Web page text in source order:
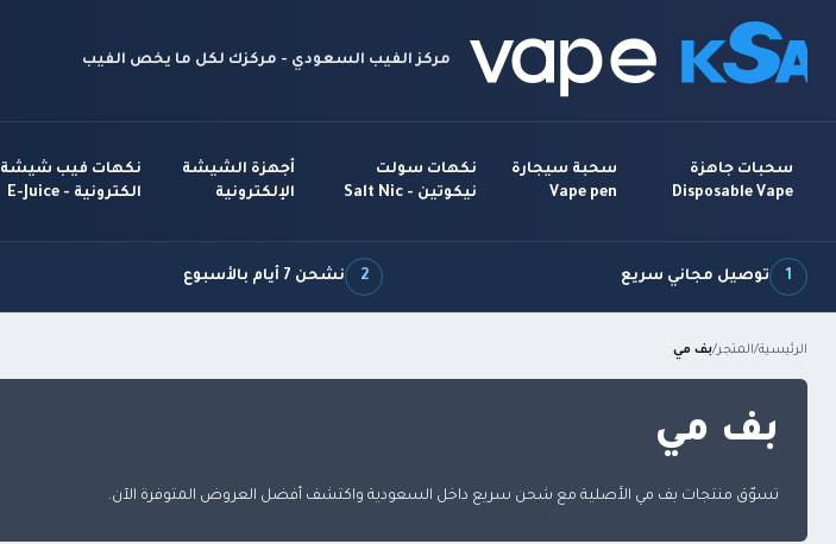
مركز الفيب السعودي - مركزك لكل ما يخص الفيب
سحبات جاهزة
Disposable Vape
سحبة سيجارة
Vape pen
نكهات سولت
نيكوتين - Salt Nic
أجهزة الشيشة
الإلكترونية
نكهات فيب شيشة
الكترونية - E-Juice
1 توصيل مجاني سريع 2 نشحن 7 أيام بالأسبوع
الرئيسية/المتجر/بف مي
بف مي
تسوّق منتجات بف مي الأصلية مع شحن سريع داخل السعودية واكتشف أفضل العروض المتوفرة الآن.